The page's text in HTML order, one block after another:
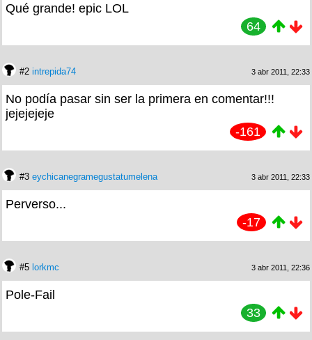
Qué grande! epic LOL
64
#2 intrepida74 3 abr 2011, 22:33
No podía pasar sin ser la primera en comentar!!!
jejejejeje
-161
#3 eychicanegramegustatumelena 3 abr 2011, 22:33
Perverso...
-17
#5 lorkmc 3 abr 2011, 22:36
Pole-Fail
33